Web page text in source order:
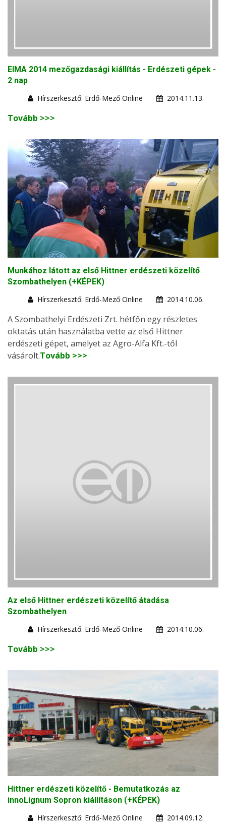
EIMA 2014 mezőgazdasági kiállítás - Erdészeti gépek -
2 nap
Hírszerkesztő: Erdő-Mező Online
2014.11.13.
Tovább >>>
Munkához látott az első Hittner erdészeti közelítő
Szombathelyen (+KÉPEK)
Hírszerkesztő: Erdő-Mező Online
2014.10.06.
A Szombathelyi Erdészeti Zrt. hétfőn egy részletes
oktatás után használatba vette az első Hittner
erdészeti gépet, amelyet az Agro-Alfa Kft.-től
vásárolt.Tovább >>>
Az első Hittner erdészeti közelítő átadása
Szombathelyen
Hírszerkesztő: Erdő-Mező Online
2014.10.06.
Tovább >>>
Hittner erdészeti közelítő - Bemutatkozás az
innoLignum Sopron kiállításon (+KÉPEK)
Hírszerkesztő: Erdő-Mező Online
2014.09.12.